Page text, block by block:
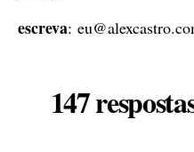
escreva:
147